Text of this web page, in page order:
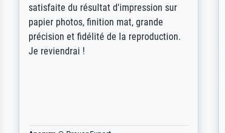
positief. Door de 69505 beschikbare
kunstenaars scrollen is echter
onbegonnen werk (na stoppen begint
het weer van voor af aan). Als er naar
Waarom duidt u ...